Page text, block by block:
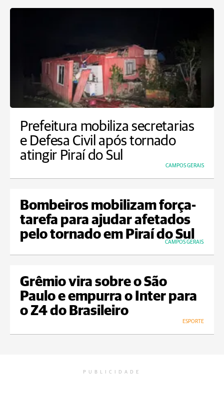
Prefeitura mobiliza secretarias
e Defesa Civil após tornado
atingir Piraí do Sul
CAMPOS GERAIS
Bombeiros mobilizam força-
tarefa para ajudar afetados
pelo tornado em Piraí do Sul
CAMPOS GERAIS
Grêmio vira sobre o São
Paulo e empurra o Inter para
o Z4 do Brasileiro
ESPORTE
PUBLICIDADE